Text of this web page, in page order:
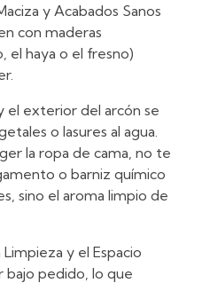
y Acabados Sanos
con maderas
el haya o el fresno)
el exterior del arcón se
o lasures al agua.
la ropa de cama, no te
o barniz químico
sino el aroma limpio de
y el Espacio
bajo pedido, lo que